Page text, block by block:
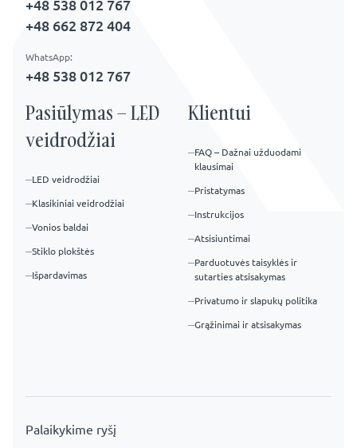
Pasiūlymas – LED
veidrodžiai
LED veidrodžiai
Klasikiniai veidrodžiai
Vonios baldai
Stiklo plokštės
Išpardavimas
Klientui
FAQ – Dažnai užduodami
klausimai
Pristatymas
Instrukcijos
Atsisiuntimai
Parduotuvės taisyklės ir
sutarties atsisakymas
Privatumo ir slapukų politika
Grąžinimai ir atsisakymas
+48 538 012 767
+48 662 872 404
WhatsApp:
+48 538 012 767
Palaikykime ryšį